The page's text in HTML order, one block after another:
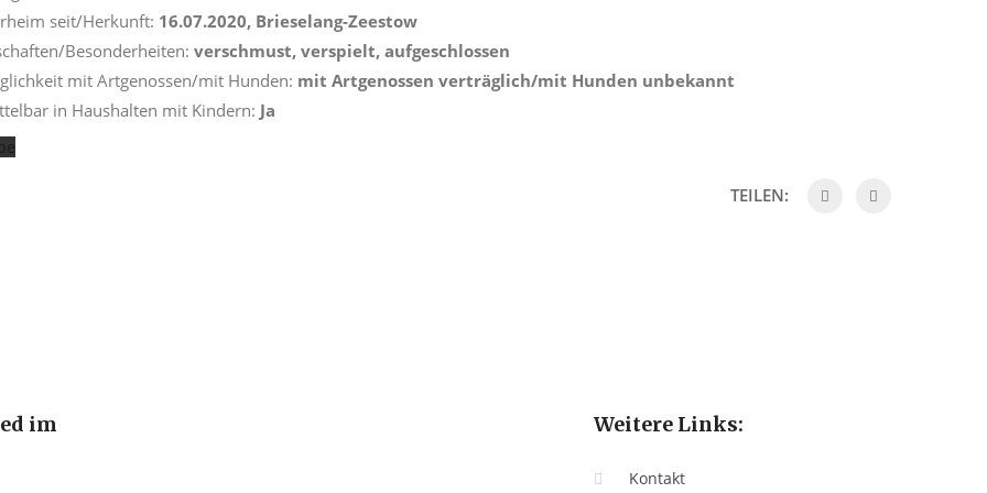
seit/Herkunft: 16.07.2020, Brieselang-Zeestow
Besonderheiten: verschmust, verspielt, aufgeschlossen
mit Artgenossen/mit Hunden: mit Artgenossen verträglich/mit Hunden unbekannt
in Haushalten mit Kindern: Ja
TEILEN:
im Weitere Links:
Kontakt